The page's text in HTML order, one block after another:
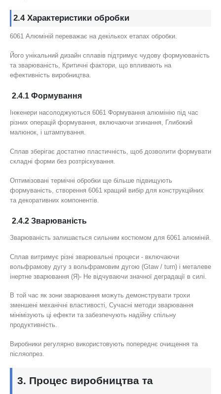
2.4 Характеристики обробки
6061 Алюміній переважає на декількох етапах обробки.
Його унікальний дизайн сплавів підтримує чудову формуюваність
та зварюваність, Критичні фактори, що впливають на
ефективність виробництва.
2.4.1 Формування
Інженери насолоджуються 6061 Формування алюмінію під час
різних операцій формування, включаючи згинання, Глибокий
малюнок, і штампування.
Сплав зберігає достатню пластичність, щоб дозволити формувати
складні форми без розтріскування.
Оптимізовані термічні обробки ще більше підвищують
формуваність, створення 6061 кращий вибір для конструкційних
та декоративних компонентів.
2.4.2 Зварюваність
Зварюваність залишається сильним костюмом для 6061 алюміній.
Сплав витримує різні зварювальні процеси - включаючи
вольфрамову дугу з вольфрамовим дугою (Gtaw / turn) і металеве
інертне зварювання (Я)- Не відчуваючи значної деградації в силі.
В той час як зони зварювання можуть демонструвати трохи
зменшені механічні властивості, Сучасні методи зварювання
мінімізують ці ефекти та забезпечують надійну спільну
продуктивність.
Виробники регулярно використовують попереднє очищення та
післяопрез.
3. Процес виробництва та